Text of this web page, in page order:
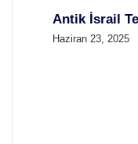
Antik İsrail
Haziran 23, 2025